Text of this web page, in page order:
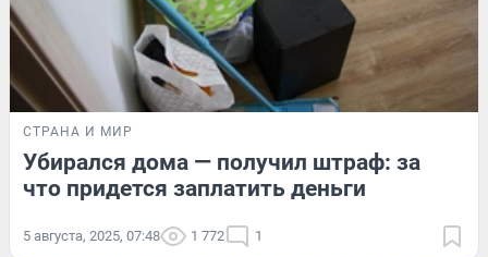
СТРАНА И МИР
Убирался дома — получил штраф: за
что придется заплатить деньги
5 августа, 2025, 07:48 1 772 1